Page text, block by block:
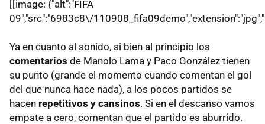
[[image: {"alt":"FIFA
09","src":"6983c8\/
Ya en cuanto al sonido, si bien al principio los
comentarios de Manolo Lama y Paco González tienen
su punto (grande el momento cuando comentan el gol
del que nunca hace nada), a los pocos partidos se
hacen repetitivos y cansinos. Si en el descanso vamos
empate a cero, comentan que el partido es aburrido.